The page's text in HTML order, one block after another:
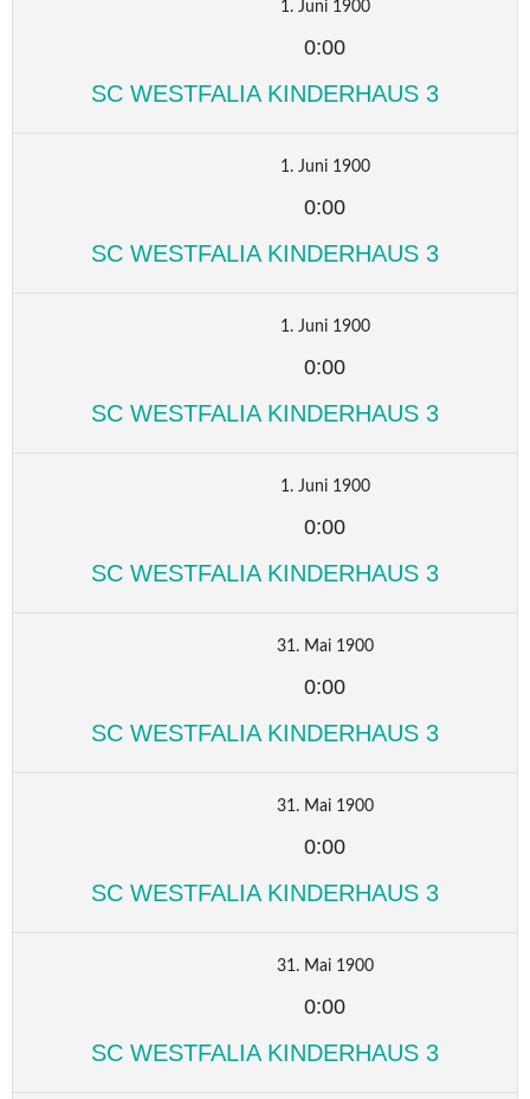
1. Juni 1900
0:00
SC WESTFALIA KINDERHAUS 3
1. Juni 1900
0:00
SC WESTFALIA KINDERHAUS 3
1. Juni 1900
0:00
SC WESTFALIA KINDERHAUS 3
1. Juni 1900
0:00
SC WESTFALIA KINDERHAUS 3
31. Mai 1900
0:00
SC WESTFALIA KINDERHAUS 3
31. Mai 1900
0:00
SC WESTFALIA KINDERHAUS 3
31. Mai 1900
0:00
SC WESTFALIA KINDERHAUS 3